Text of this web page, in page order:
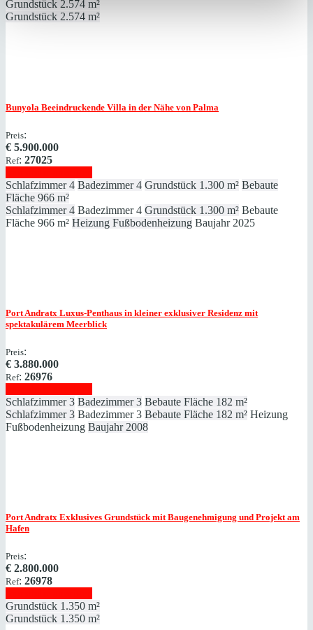
Grundstück 2.574 m²
Grundstück 2.574 m²
Bunyola Beeindruckende Villa in der Nähe von Palma
Preis:
€ 5.900.000
Ref: 27025
Schlafzimmer 4 Badezimmer 4 Grundstück 1.300 m² Bebaute
Fläche 966 m²
Schlafzimmer 4 Badezimmer 4 Grundstück 1.300 m² Bebaute
Fläche 966 m² Heizung Fußbodenheizung Baujahr 2025
Port Andratx Luxus-Penthaus in kleiner exklusiver Residenz mit
spektakulärem Meerblick
Preis:
€ 3.880.000
Ref: 26976
Schlafzimmer 3 Badezimmer 3 Bebaute Fläche 182 m²
Schlafzimmer 3 Badezimmer 3 Bebaute Fläche 182 m² Heizung
Fußbodenheizung Baujahr 2008
Port Andratx Exklusives Grundstück mit Baugenehmigung und Projekt am
Hafen
Preis:
€ 2.800.000
Ref: 26978
Grundstück 1.350 m²
Grundstück 1.350 m²